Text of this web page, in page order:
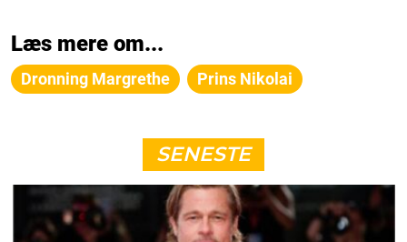
Læs mere om...
Dronning Margrethe Prins Nikolai
SENESTE